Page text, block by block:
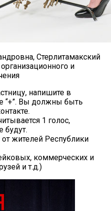
Стерлитамакский
и
напишите в
“+”. Вы должны быть
1 голос,
будут.
жителей Республики
коммерческих и
и т.д.)